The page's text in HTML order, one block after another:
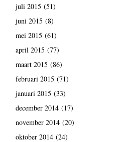
juli 2015 (51)
juni 2015 (8)
mei 2015 (61)
april 2015 (77)
maart 2015 (86)
februari 2015 (71)
januari 2015 (33)
december 2014(17)
november 2014(20)
oktober 2014(24)